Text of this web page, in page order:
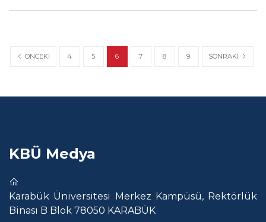
ÖNCEKI 4 5 6 7 8 9 SONRAKI
KBÜ Medya
Karabük Üniversitesi Merkez Kampüsü, Rektörlük
Binası B Blok 78050 KARABÜK